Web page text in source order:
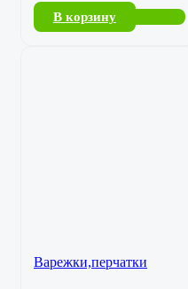
В корзину
Варежки,перчатки